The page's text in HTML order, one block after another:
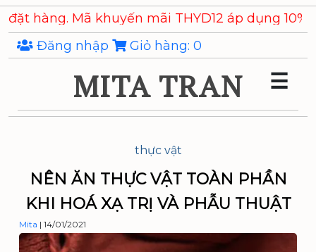
Skip
to
the
content
khuyến mãi THYD12 áp dụng 10% cho các
Đăng nhập
Giỏ hàng: 0
MITA TRAN ☰
thực vật
NÊN ĂN THỰC VẬT TOÀN PHẦN
KHI HOÁ XẠ TRỊ VÀ PHẪU THUẬT
Mita | 14/01/2021